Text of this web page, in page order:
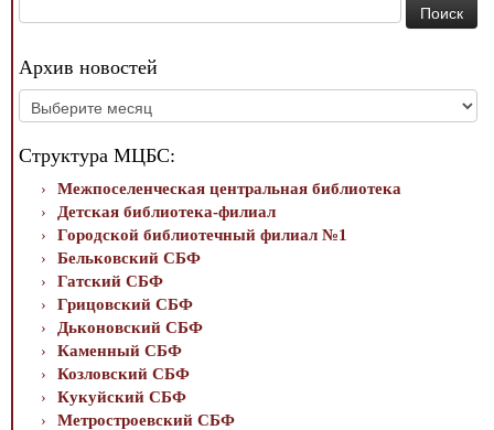
Архив новостей
Архив
новостей
Структура МЦБС:
Межпоселенческая центральная библиотека
Детская библиотека-филиал
Городской библиотечный филиал №1
Бельковский СБФ
Гатский СБФ
Грицовский СБФ
Дьконовский СБФ
Каменный СБФ
Козловский СБФ
Кукуйский СБФ
Метростроевский СБФ